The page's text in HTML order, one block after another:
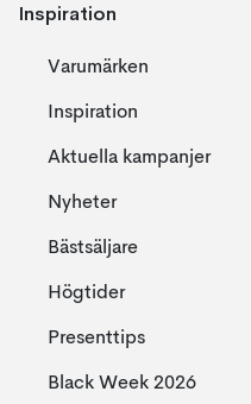
Inspiration
Varumärken
Inspiration
Aktuella kampanjer
Nyheter
Bästsäljare
Högtider
Presenttips
Black Week 2026